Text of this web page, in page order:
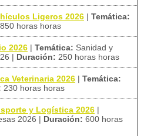
Ligeros 2026 | Temática:
850 horas horas
2026 | Temática: Sanidad y
| Duración: 250 horas horas
Veterinaria 2026 | Temática:
230 horas horas
y Logística 2026 |
2026 | Duración: 600 horas